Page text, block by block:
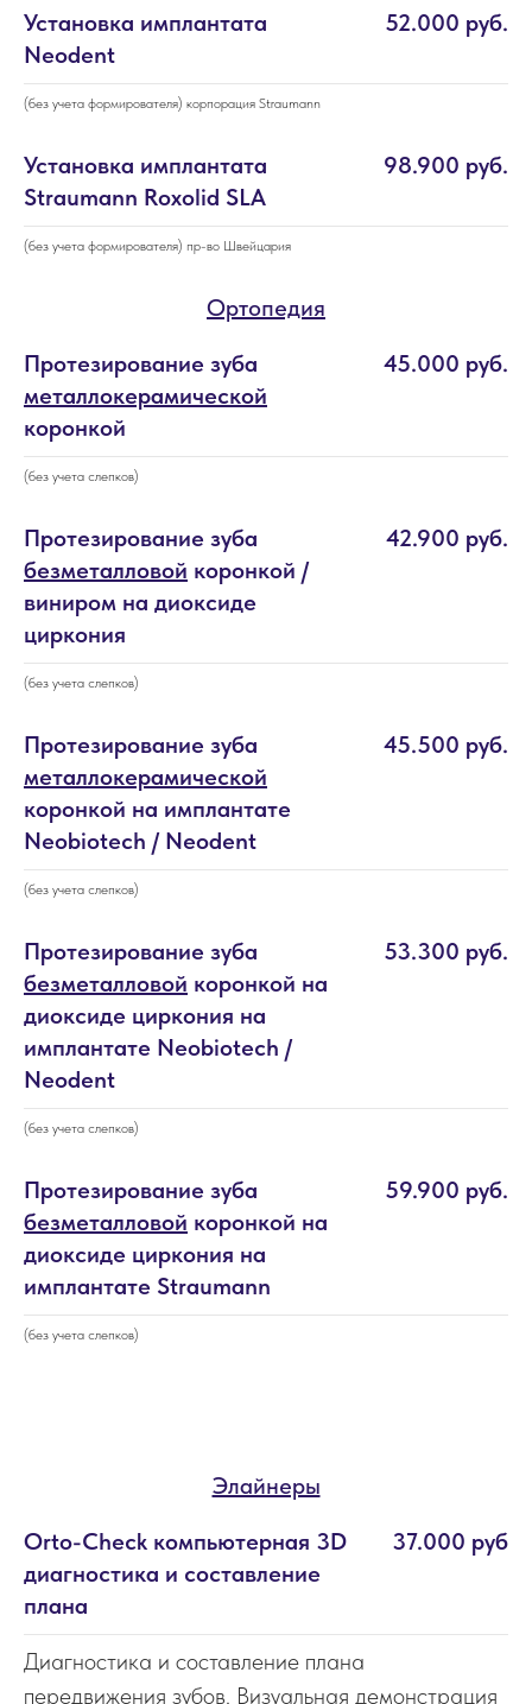
Установка имплантата
Neodent
52.000 руб.
(без учета формирователя) корпорация Straumann
Установка имплантата
Straumann Roxolid SLA
98.900 руб.
(без учета формирователя) пр-во Швейцария
Ортопедия
Протезирование зуба
металлокерамической
коронкой
45.000 руб.
(без учета слепков)
Протезирование зуба
безметалловой коронкой /
виниром на диоксиде
циркония
42.900 руб.
(без учета слепков)
Протезирование зуба
металлокерамической
коронкой на имплантате
Neobiotech / Neodent
45.500 руб.
(без учета слепков)
Протезирование зуба
безметалловой коронкой на
диоксиде циркония на
имплантате Neobiotech /
Neodent
53.300 руб.
(без учета слепков)
Протезирование зуба
безметалловой коронкой на
диоксиде циркония на
имплантате Straumann
59.900 руб.
(без учета слепков)
Элайнеры
Orto-Check компьютерная 3D
диагностика и составление
плана
37.000 руб
Диагностика и составление плана
передвижения зубов. Визуальная демонстрация